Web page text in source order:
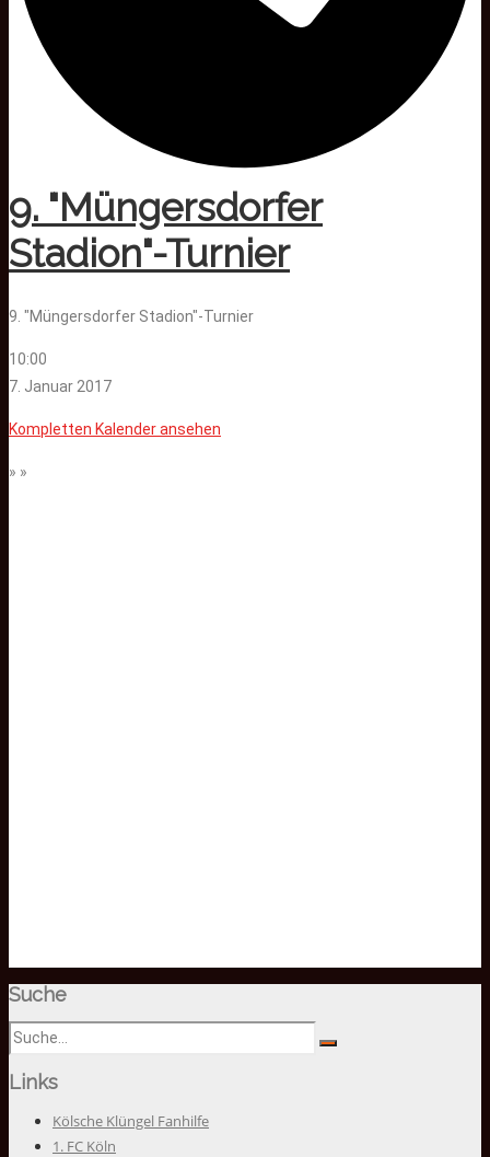
9. "Müngersdorfer
Stadion"-Turnier
9. "Müngersdorfer Stadion"-Turnier
10:00
7. Januar 2017
Kompletten Kalender ansehen
» »
Suche
Links
Kölsche Klüngel Fanhilfe
1. FC Köln